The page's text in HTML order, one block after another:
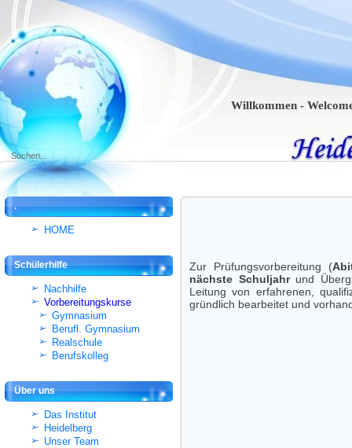
Willkommen - Welcome -
.
HOME
Schülerhilfe
Nachhilfe
Vorbereitungskurse
Gymnasium
Berufl. Gymnasium
Realschule
Berufskolleg
Über uns
Das Institut
Heidelberg
Unser Team
Zur Prüfungsvorbereitung (
nächste Schuljahrund
Leitung von erfahrenen,
gründlich bearbeitet und